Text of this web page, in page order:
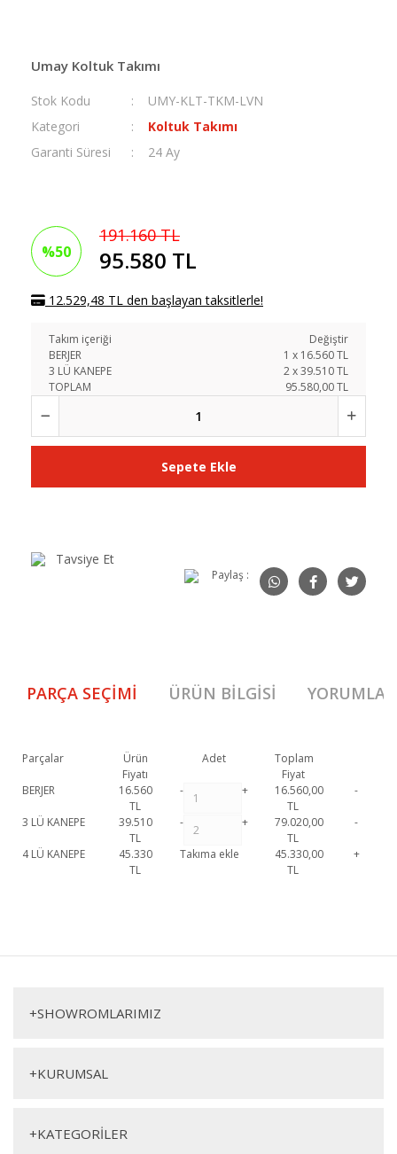
Umay Koltuk Takımı
Stok Kodu
UMY-KLT-TKM-LVN
Kategori
Koltuk Takımı
Garanti Süresi
24 Ay
%50
191.160 TL
95.580 TL
12.529,48 TL den başlayan taksitlerle!
Takım içeriği
Değiştir
BERJER
1 x 16.560TL
3 LÜ KANEPE
2x39.510TL
TOPLAM
95.580,00 TL
Sepete Ekle
Tavsiye Et
Paylaş :
PARÇA SEÇIMI ÜRÜN BILGISI YORUMLAR
Parçalar
Ürün
Fiyatı
Adet
Toplam
Fiyat
BERJER
16.560
TL
- +
16.560,00
TL
-
3 LÜ KANEPE
39.510
TL
- +
79.020,00
TL
-
4 LÜ KANEPE
45.330
TL
Takıma ekle
45.330,00
TL
+
Umay Koltuk Takımı
Üçlü Koltuk
+SHOWROMLARIMIZ
+KURUMSAL
+KATEGORİLER